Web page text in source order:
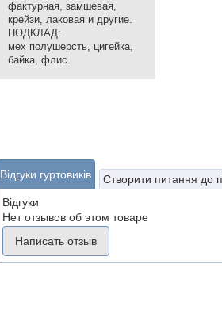
фактурная, замшевая,
крейзи, лаковая и другие.
ПОДКЛАД:
мех полушерсть, цигейка,
байка, флис.
Відгуки гуртовиків
Створити питання до
Відгуки
Нет отзывов об этом товаре
Написать отзыв